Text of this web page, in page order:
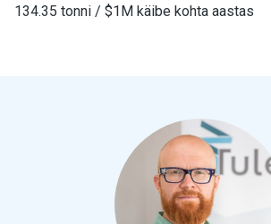
134.35 tonni / $1M käibe kohta aastas